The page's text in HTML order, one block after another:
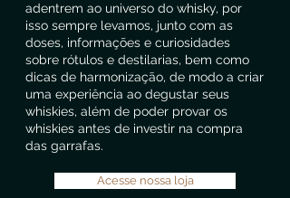
adentrem ao universo do whisky, por
isso sempre levamos, junto com as
doses, informações e curiosidades
sobre rótulos e destilarias, bem como
dicas de harmonização, de modo a criar
uma experiência ao degustar seus
whiskies, além de poder provar os
whiskies antes de investir na compra
das garrafas.
Acesse nossa loja